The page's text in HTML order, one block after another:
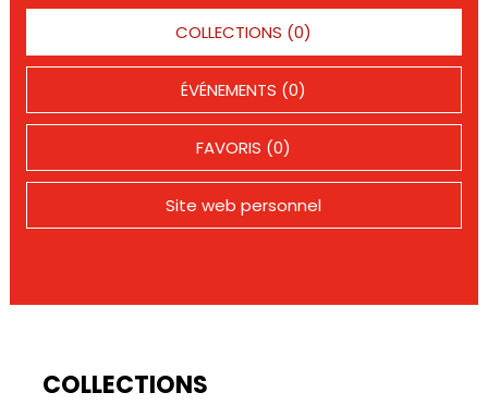
COLLECTIONS (0)
ÉVÉNEMENTS (0)
FAVORIS (0)
Site web personnel
COLLECTIONS